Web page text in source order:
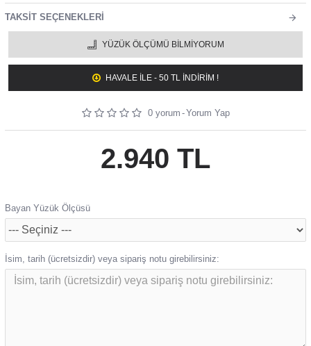
TAKSIT SEÇENEKLERI
YÜZÜK ÖLÇÜMÜ BILMIYORUM
HAVALE ILE - 50 TL İNDİRİM !
0 yorum -Yorum Yap
2.940 TL
Bayan Yüzük Ölçüsü
İsim, tarih (ücretsizdir) veya sipariş notu girebilirsiniz: